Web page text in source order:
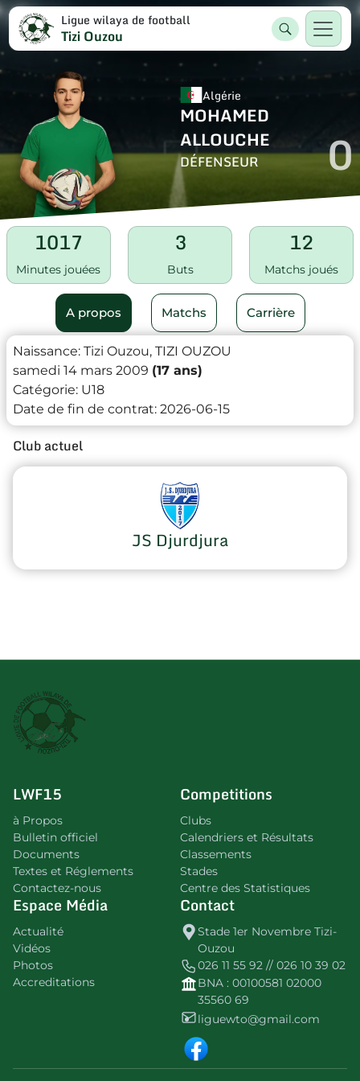
Ligue wilaya de football
Tizi Ouzou
Algérie
MOHAMED
ALLOUCHE
DÉFENSEUR 0
1017
Minutes jouées
3
Buts
12
Matchs joués
A propos Matchs Carrière
Naissance: Tizi Ouzou, TIZI OUZOU
samedi 14 mars 2009 (17 ans)
Catégorie: U18
Date de fin de contrat: 2026-06-15
Club actuel
JS Djurdjura
LWF15
à Propos
Bulletin officiel
Documents
Textes et Réglements
Contactez-nous
Competitions
Clubs
Calendriers et Résultats
Classements
Stades
Centre des Statistiques
Espace Média
Actualité
Vidéos
Photos
Accreditations
Contact
Stade 1er Novembre Tizi-
Ouzou
026 11 55 92 // 026 10 39 02
BNA : 00100581 02000
35560 69
liguewto@gmail.com